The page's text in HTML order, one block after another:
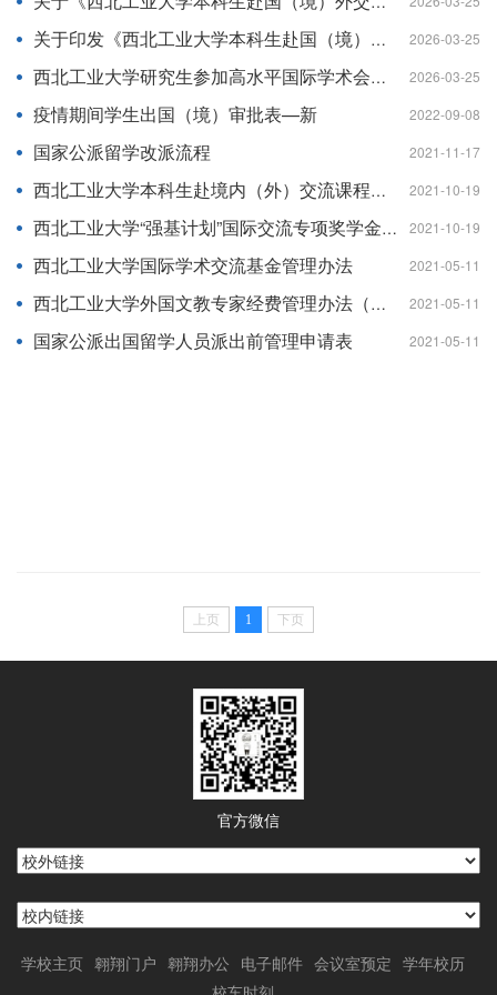
关于印发《西北工业大学本科生赴国（境）外交流资助管理办法》的通知 2026-03-25
西北工业大学研究生参加高水平国际学术会议目录（2026版） 2026-03-25
疫情期间学生出国（境）审批表—新 2022-09-08
国家公派留学改派流程 2021-11-17
西北工业大学本科生赴境内（外）交流课程认定与成绩转换管理办法 2021-10-19
西北工业大学“强基计划”国际交流专项奖学金管理办法 2021-10-19
西北工业大学国际学术交流基金管理办法 2021-05-11
西北工业大学外国文教专家经费管理办法（试行） 2021-05-11
国家公派出国留学人员派出前管理申请表 2021-05-11
上页 1 下页
官方微信
学校主页 翱翔门户 翱翔办公 电子邮件 会议室预定 学年校历